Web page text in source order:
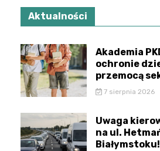
Aktualności
Akademia
ochronie
przemocą
7 sierpnia 2026
Uwaga
na ul.
Białymstoku!